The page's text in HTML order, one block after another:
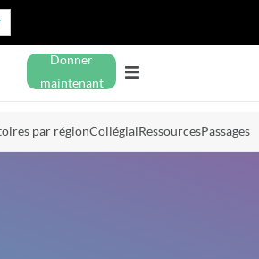
Donner
maintenant
par régionCollégialRessourcesPassages